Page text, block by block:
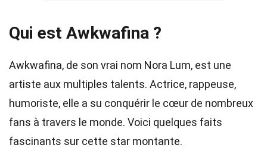
Qui est Awkwafina ?
Awkwafina, de son vrai nom Nora Lum, est une
artiste aux multiples talents. Actrice, rappeuse,
humoriste, elle a su conquérir le cœur de nombreux
fans à travers le monde. Voici quelques faits
fascinants sur cette star montante.